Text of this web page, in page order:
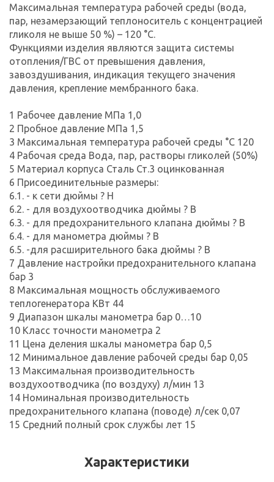
Максимальная температура рабочей среды (вода,
пар, незамерзающий теплоноситель с концентрацией
гликоля не выше 50 %) – 120 °C.
Функциями изделия являются защита системы
отопления/ГВС от превышения давления,
завоздушивания, индикация текущего значения
давления, крепление мембранного бака.
1 Рабочее давление МПа 1,0
2 Пробное давление МПа 1,5
3 Максимальная температура рабочей среды °С 120
4 Рабочая среда Вода, пар, растворы гликолей (50%)
5 Материал корпуса Сталь Ст.3 оцинкованная
6 Присоединительные размеры:
6.1. - к сети дюймы ? Н
6.2. - для воздухоотводчика дюймы ? В
6.3. - для предохранительного клапана дюймы ? В
6.4. - для манометра дюймы ? В
6.5. -для расширительного бака дюймы ? В
7 Давление настройки предохранительного клапана
бар 3
8 Максимальная мощность обслуживаемого
теплогенератора КВт 44
9 Диапазон шкалы манометра бар 0…10
10 Класс точности манометра 2
11 Цена деления шкалы манометра бар 0,5
12 Минимальное давление рабочей среды бар 0,05
13 Максимальная производительность
воздухоотводчика (по воздуху) л/мин 13
14 Номинальная производительность
предохранительного клапана (поводе) л/сек 0,07
15 Средний полный срок службы лет 15
Характеристики